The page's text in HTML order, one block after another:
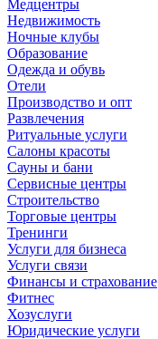
Медцентры
Недвижимость
Ночные клубы
Образование
Одежда и обувь
Отели
Производство и опт
Развлечения
Ритуальные услуги
Салоны красоты
Сауны и бани
Сервисные центры
Строительство
Торговые центры
Тренинги
Услуги для бизнеса
Услуги связи
Финансы и страхование
Фитнес
Хозуслуги
Юридические услуги